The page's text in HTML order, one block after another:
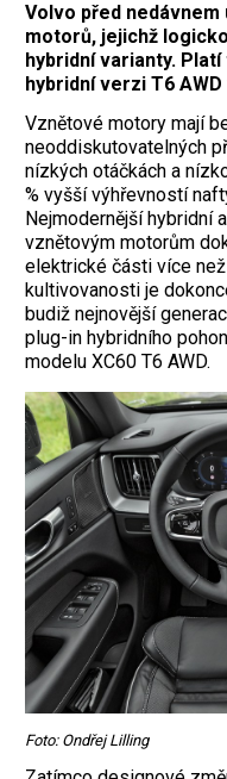
Volvo před
motorů, jejichž
hybridní varianty.
hybridní verzi T6 AWD
Vznětové motory mají
neoddiskutovatelných
nízkých otáčkách a
% vyšší výhřevností
Nejmodernější hybridní
vznětovým motorům
elektrické části více
kultivovanosti je
budiž nejnovější
plug-in hybridního
modelu XC60 T6 AWD.
Foto: Ondřej Lilling